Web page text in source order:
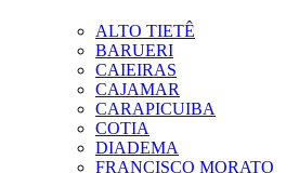
ALTO TIETÊ
BARUERI
CAIEIRAS
CAJAMAR
CARAPICUIBA
COTIA
DIADEMA
FRANCISCO MORATO